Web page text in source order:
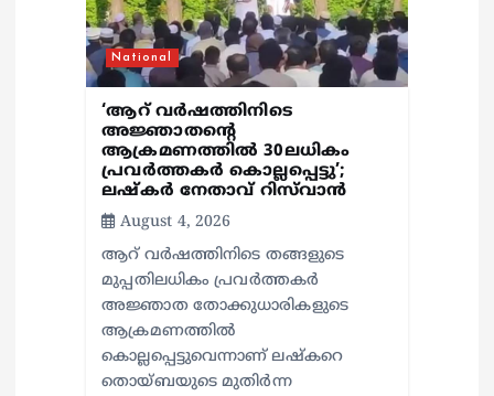
National
‘ആറ് വർഷത്തിനിടെ
അജ്ഞാതന്റെ
ആക്രമണത്തിൽ 30ലധികം
പ്രവർത്തകർ കൊല്ലപ്പെ‍ട്ടു’;
ലഷ്കർ നേതാവ് റിസ്‌വാൻ
August 4, 2026
ആറ് വർഷത്തിനിടെ തങ്ങളുടെ
മുപ്പതിലധികം പ്രവർത്തകർ
അജ്ഞാത തോക്കുധാരികളുടെ
ആക്രമണത്തിൽ
കൊല്ലപ്പെട്ടുവെന്നാണ് ലഷ്കറെ
തൊയ്ബയുടെ മുതിർന്ന